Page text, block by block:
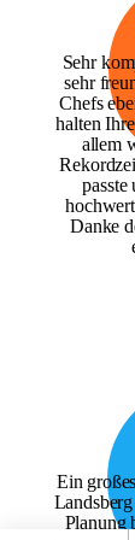
Sehr
sehr
Chefs
halten
allem
Danke
Ein
Planung